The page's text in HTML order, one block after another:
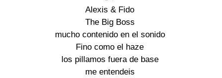
Alexis & Fido
The Big Boss
mucho contenido en el sonido
Fino como el haze
los pillamos fuera de base
me entendeis